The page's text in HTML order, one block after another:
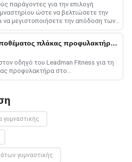
παράγοντες για την επιλογή
ώστε να βελτιώσετε την
να μεγιστοποιήσετε την απόδοση των
Βελτιστοποίηση του αποθέματος πλάκας προφυλακτήρα για εγκαταστάσεις γυμναστικής
οδηγό του Leadman Fitness για τη
προφυλακτήρα στο...
γυμναστικής